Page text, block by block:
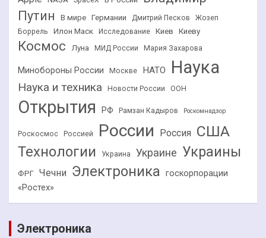
Путин
В мире Германии Дмитрий Песков
Жозеп
Боррель
Илон Маск Исследование Киев Киеву
Космос Луна МИД России Мария Захарова
Минобороны России Москве НАТО Наука
Наука и техника Новости России ООН
Открытия РФ Рамзан Кадыров Роскомнадзор
Роскосмос Россией России Россия США
Технологии Украина Украине Украины
ФРГ Чечни Электроника госкорпорации
«Ростех»
Электроника